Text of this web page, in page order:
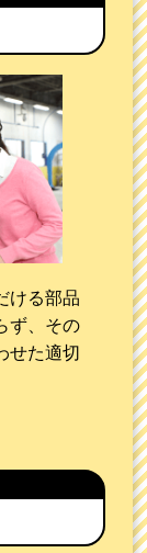
ける部品
ず、その
せた適切